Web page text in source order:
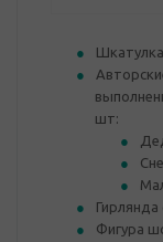
шт:
Фигура